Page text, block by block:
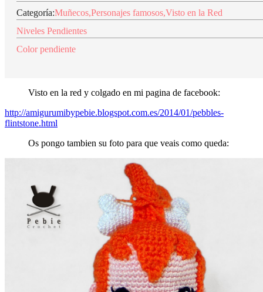
Categoría:Muñecos,Personajes famosos,Visto en la Red
Niveles Pendientes
Color pendiente
Visto en la red y colgado en mi pagina de facebook:
http://amigurumibypebie.blogspot.com.es/2014/01/pebbles-
flintstone.html
Os pongo tambien su foto para que veais como queda: